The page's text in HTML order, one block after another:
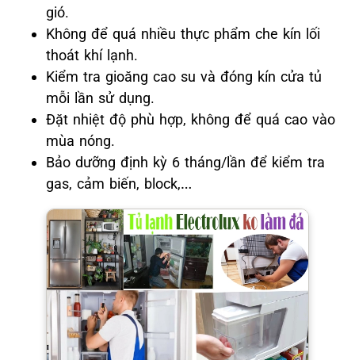
gió.
Không để quá nhiều thực phẩm che kín lối
thoát khí lạnh.
Kiểm tra gioăng cao su và đóng kín cửa tủ
mỗi lần sử dụng.
Đặt nhiệt độ phù hợp, không để quá cao vào
mùa nóng.
Bảo dưỡng định kỳ 6 tháng/lần để kiểm tra
gas, cảm biến, block,…